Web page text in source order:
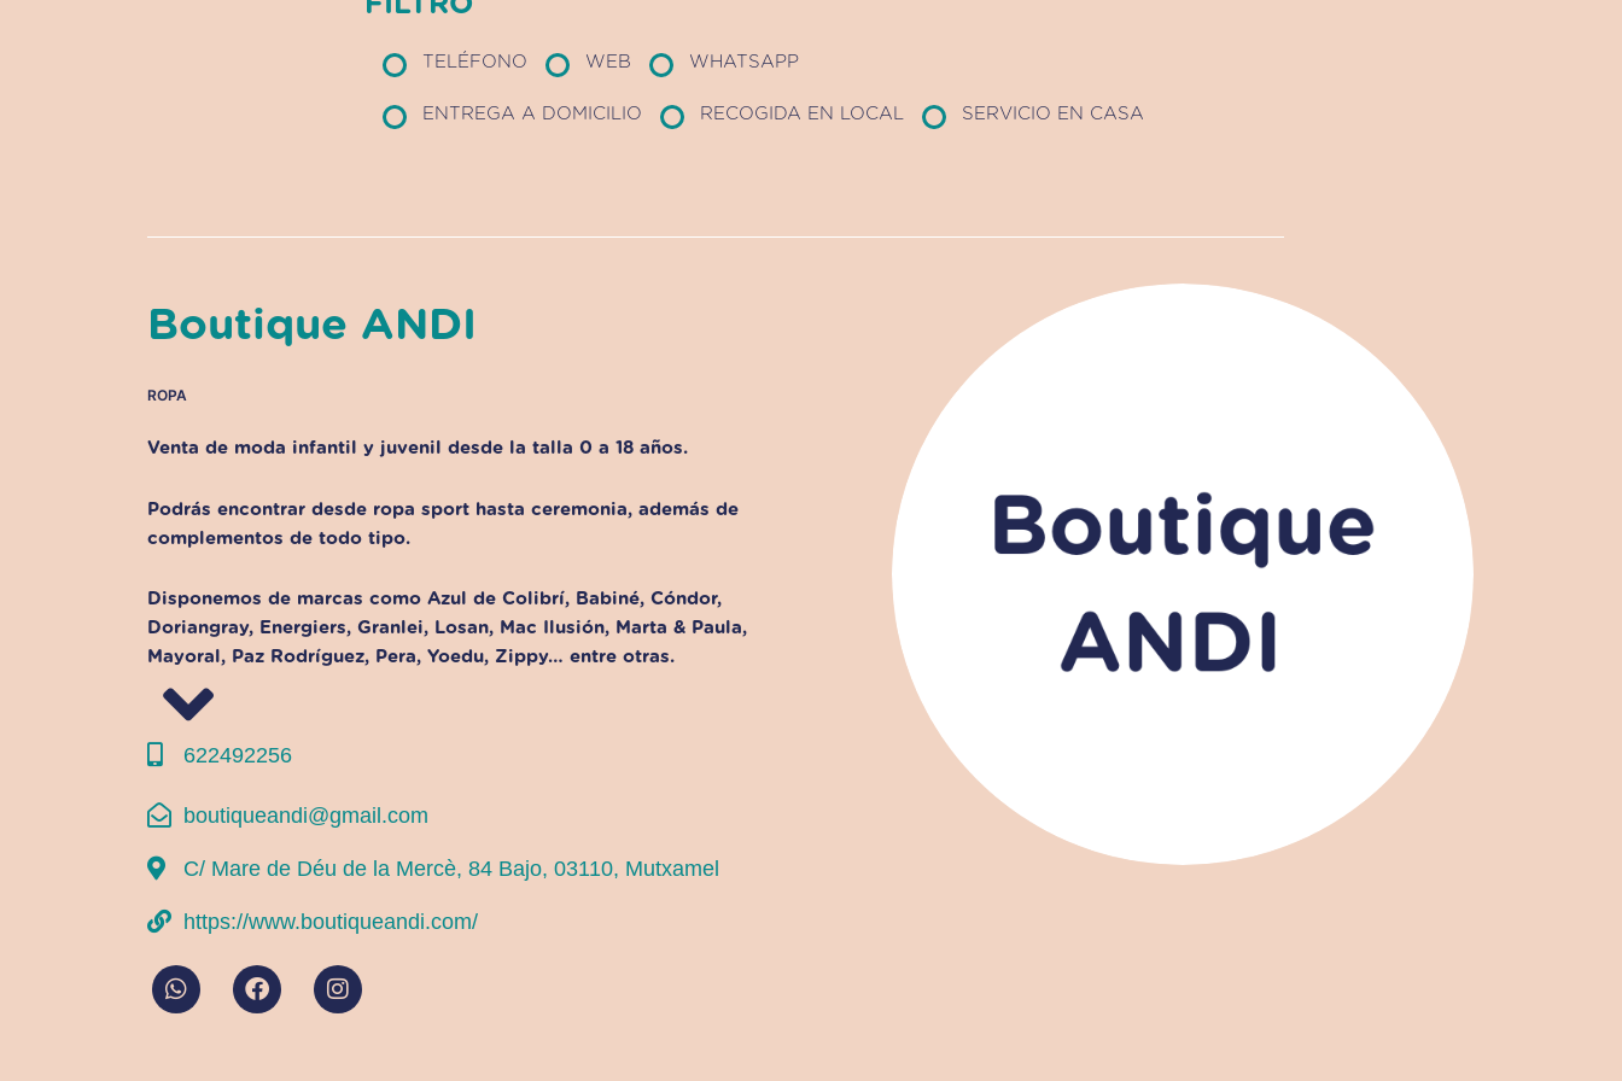
TELÉFONO WEB WHATSAPP
ENTREGA A DOMICILIO RECOGIDA EN LOCAL SERVICIO EN CASA
Boutique ANDI
ROPA
Venta de moda infantil y juvenil desde la talla 0 a 18 años.
Podrás encontrar desde ropa sport hasta ceremonia, además de
complementos de todo tipo.
Disponemos de marcas como Azul de Colibrí, Babiné, Cóndor,
Doriangray, Energiers, Granlei, Losan, Mac Ilusión, Marta & Paula,
Mayoral, Paz Rodríguez, Pera, Yoedu, Zippy… entre otras.
622492256
boutiqueandi@gmail.com
C/ Mare de Déu de la Mercè, 84 Bajo, 03110, Mutxamel
https://www.boutiqueandi.com/
W
h
F
a
I
n